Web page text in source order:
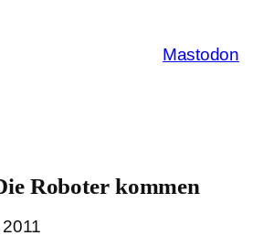
Mastodon
Roboter kommen